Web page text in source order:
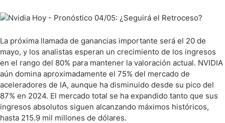
La próxima llamada de ganancias importante será el 20 de
mayo, y los analistas esperan un crecimiento de los ingresos
en el rango del 80% para mantener la valoración actual. NVIDIA
aún domina aproximadamente el 75% del mercado de
aceleradores de IA, aunque ha disminuido desde su pico del
87% en 2024. El mercado total se ha expandido tanto que sus
ingresos absolutos siguen alcanzando máximos históricos,
hasta 215.9 mil millones de dólares.